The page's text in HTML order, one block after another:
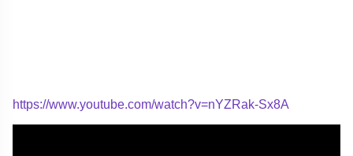
https://www.youtube.com/watch?v=nYZRak-Sx8A